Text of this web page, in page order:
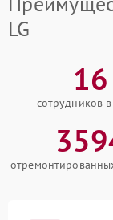
LG
16
сотрудников